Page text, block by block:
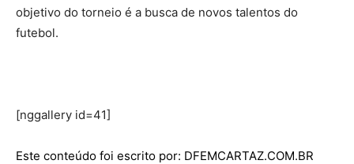
objetivo do torneio é a busca de novos talentos do
futebol.
[nggallery id=41]
Este conteúdo foi escrito por: DFEMCARTAZ.COM.BR